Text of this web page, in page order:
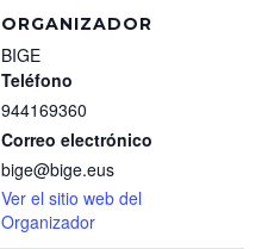
ORGANIZADOR
BIGE
Teléfono
944169360
Correo electrónico
bige@bige.eus
Ver el sitio web del
Organizador